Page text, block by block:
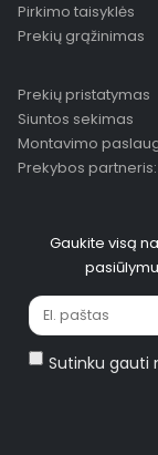
Pirkimo taisyklės
Prekių grąžinimas
Prekių pristatymas
Siuntos sekimas
Montavimo
Prekybos
Gaukite visą
Sutinku gauti